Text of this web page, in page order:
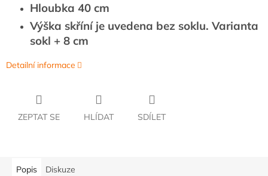
Hloubka 40 cm
Výška skříní je uvedena bez soklu. Varianta
sokl + 8 cm
Detailní informace
ZEPTAT SE HLÍDAT SDÍLET
Popis Diskuze